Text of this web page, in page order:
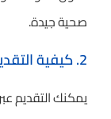
صحية جيدة.
2. كيفية التقديم على منحة الحكومة الكورية
يمكنك التقديم